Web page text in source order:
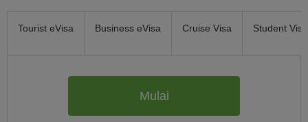
Tourist eVisa Business eVisa Cruise Visa Student Visa
Mulai